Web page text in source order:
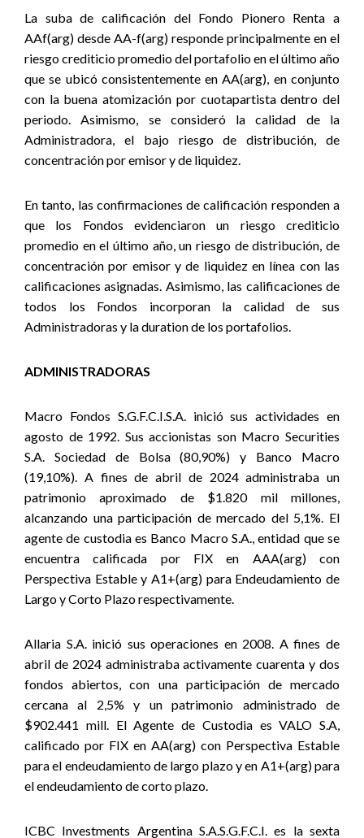
La suba de calificación del Fondo Pionero Renta a
AAf(arg) desde AA-f(arg) responde principalmente en el
riesgo crediticio promedio del portafolio en el último año
que se ubicó consistentemente en AA(arg), en conjunto
con la buena atomización por cuotapartista dentro del
periodo. Asimismo, se consideró la calidad de la
Administradora, el bajo riesgo de distribución, de
concentración por emisor y de liquidez.
En tanto, las confirmaciones de calificación responden a
que los Fondos evidenciaron un riesgo crediticio
promedio en el último año, un riesgo de distribución, de
concentración por emisor y de liquidez en línea con las
calificaciones asignadas. Asimismo, las calificaciones de
todos los Fondos incorporan la calidad de sus
Administradoras y la duration de los portafolios.
ADMINISTRADORAS
Macro Fondos S.G.F.C.I.S.A. inició sus actividades en
agosto de 1992. Sus accionistas son Macro Securities
S.A. Sociedad de Bolsa (80,90%) y Banco Macro
(19,10%). A fines de abril de 2024 administraba un
patrimonio aproximado de $1.820 mil millones,
alcanzando una participación de mercado del 5,1%. El
agente de custodia es Banco Macro S.A., entidad que se
encuentra calificada por FIX en AAA(arg) con
Perspectiva Estable y A1+(arg) para Endeudamiento de
Largo y Corto Plazo respectivamente.
Allaria S.A. inició sus operaciones en 2008. A fines de
abril de 2024 administraba activamente cuarenta y dos
fondos abiertos, con una participación de mercado
cercana al 2,5% y un patrimonio administrado de
$902.441 mill. El Agente de Custodia es VALO S.A,
calificado por FIX en AA(arg) con Perspectiva Estable
para el endeudamiento de largo plazo y en A1+(arg) para
el endeudamiento de corto plazo.
ICBC Investments Argentina S.A.S.G.F.C.I. es la sexta